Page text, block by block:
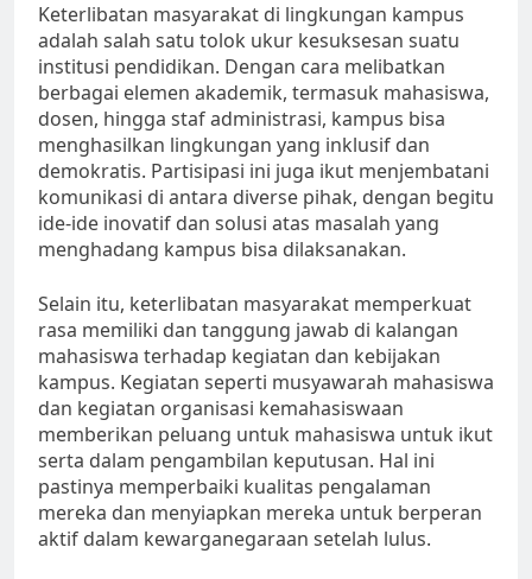
Keterlibatan masyarakat di lingkungan kampus
adalah salah satu tolok ukur kesuksesan suatu
institusi pendidikan. Dengan cara melibatkan
berbagai elemen akademik, termasuk mahasiswa,
dosen, hingga staf administrasi, kampus bisa
menghasilkan lingkungan yang inklusif dan
demokratis. Partisipasi ini juga ikut menjembatani
komunikasi di antara diverse pihak, dengan begitu
ide-ide inovatif dan solusi atas masalah yang
menghadang kampus bisa dilaksanakan.
Selain itu, keterlibatan masyarakat memperkuat
rasa memiliki dan tanggung jawab di kalangan
mahasiswa terhadap kegiatan dan kebijakan
kampus. Kegiatan seperti musyawarah mahasiswa
dan kegiatan organisasi kemahasiswaan
memberikan peluang untuk mahasiswa untuk ikut
serta dalam pengambilan keputusan. Hal ini
pastinya memperbaiki kualitas pengalaman
mereka dan menyiapkan mereka untuk berperan
aktif dalam kewarganegaraan setelah lulus.